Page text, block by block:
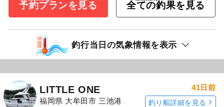
予約プランを見る
全ての釣果を見る
釣行当日の気象情報を表示
LITTLE ONE
福岡県 大牟田市 三池港
41日前
釣り船詳細を見る